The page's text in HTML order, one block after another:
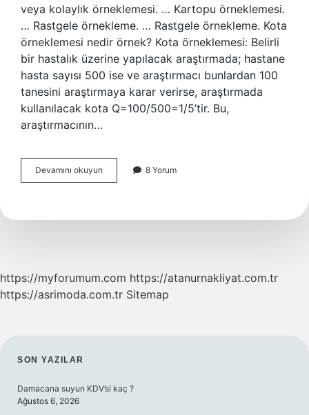
veya kolaylık örneklemesi. … Kartopu örneklemesi.
… Rastgele örnekleme. … Rastgele örnekleme. Kota
örneklemesi nedir örnek? Kota örneklemesi: Belirli
bir hastalık üzerine yapılacak araştırmada; hastane
hasta sayısı 500 ise ve araştırmacı bunlardan 100
tanesini araştırmaya karar verirse, araştırmada
kullanılacak kota Q=100/500=1/5’tir. Bu,
araştırmacının…
Devamını okuyun
Örnekleme
8 Yorum
https://myforumum.com https://atanurnakliyat.com.tr
https://asrimoda.com.tr Sitemap
SIDEBAR
SON YAZILAR
Damacana suyun KDV’si kaç ?
Ağustos 6, 2026